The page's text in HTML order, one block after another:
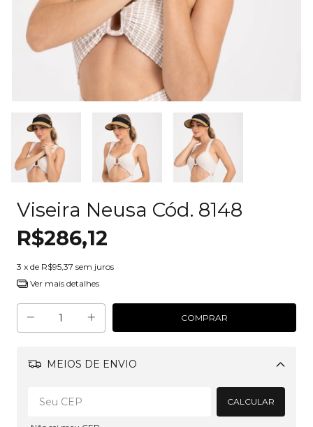
Viseira Neusa Cód. 8148
R$286,12
3 x de R$95,37 sem juros
Ver mais detalhes
MEIOS DE ENVIO
Alterar CEP
CALCULAR